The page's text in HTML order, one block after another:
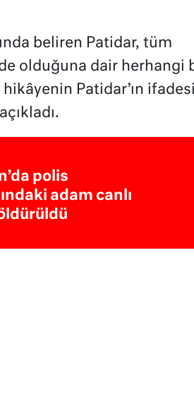
beliren Patidar, tüm
olduğuna dair herhangi
Patidar’ın ifadesi
polis
adam canlı